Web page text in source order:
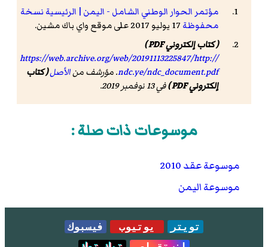
مؤتمر الحوار الوطني الشامل - اليمن | الرئيسية نسخة
محفوظة
( كتاب إلكتروني PDF )
https://web.archive.org/web/20191113225847/http://
ndc.ye/ndc_document.pdf. مؤرشف منالأصل( كتاب
إلكتروني PDF )
في 13 نوفمبر 2019.
موسوعات ذات صلة :
موسوعة عقد 2010
موسوعة اليمن
تويتر يوتيوب
فيسبوك